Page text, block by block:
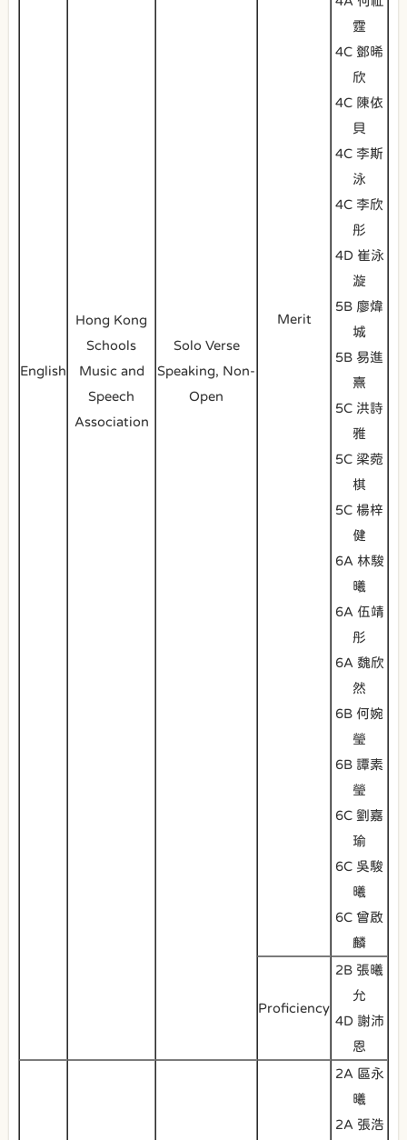
English
Hong Kong
Schools
Music and
Speech
Association
Solo Verse
Speaking, Non-
Open
Merit
霆
4C 鄧晞
欣
4C 陳依
貝
4C 李斯
泳
4C 李欣
彤
4D 崔泳
漩
5B 廖煒
城
5B 易進
熹
5C 洪詩
雅
5C 梁菀
棋
5C 楊梓
健
6A 林駿
曦
6A 伍靖
彤
6A 魏欣
然
6B 何婉
瑩
6B 譚素
瑩
6C 劉嘉
瑜
6C 吳駿
曦
6C 曾啟
麟
Proficiency
2B 張曦
允
4D 謝沛
恩
2A 區永
曦
2A 張浩